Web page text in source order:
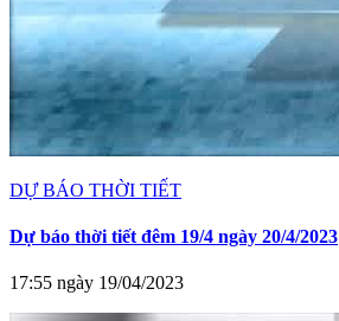
DỰ BÁO THỜI TIẾT
Dự báo thời tiết đêm 19/4 ngày 20/4/2023
17:55 ngày 19/04/2023